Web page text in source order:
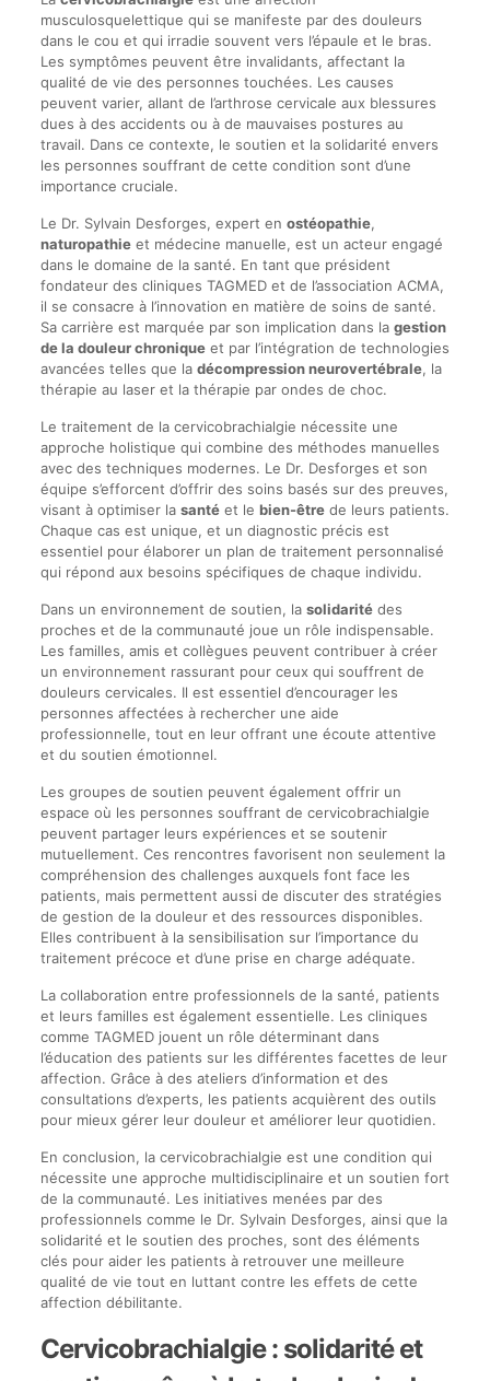
musculosquelettique qui se manifeste par des douleurs
dans le cou et qui irradie souvent vers l’épaule et le bras.
Les symptômes peuvent être invalidants, affectant la
qualité de vie des personnes touchées. Les causes
peuvent varier, allant de l’arthrose cervicale aux blessures
dues à des accidents ou à de mauvaises postures au
travail. Dans ce contexte, le soutien et la solidarité envers
les personnes souffrant de cette condition sont d’une
importance cruciale.
Le Dr. Sylvain Desforges, expert en ostéopathie,
naturopathieet médecine manuelle, est un acteur engagé
dans le domaine de la santé. En tant que président
fondateur des cliniques TAGMED et de l’association ACMA,
il se consacre à l’innovation en matière de soins de santé.
Sa carrière est marquée par son implication dans la gestion
de la douleur chroniqueet par l’intégration de technologies
avancées telles que la décompression neurovertébrale, la
thérapie au laser et la thérapie par ondes de choc.
Le traitement de la cervicobrachialgie nécessite une
approche holistique qui combine des méthodes manuelles
avec des techniques modernes. Le Dr. Desforges et son
équipe s’efforcent d’offrir des soins basés sur des preuves,
visant à optimiser la santéet le bien-êtrede leurs patients.
Chaque cas est unique, et un diagnostic précis est
essentiel pour élaborer un plan de traitement personnalisé
qui répond aux besoins spécifiques de chaque individu.
Dans un environnement de soutien, la solidaritédes
proches et de la communauté joue un rôle indispensable.
Les familles, amis et collègues peuvent contribuer à créer
un environnement rassurant pour ceux qui souffrent de
douleurs cervicales. Il est essentiel d’encourager les
personnes affectées à rechercher une aide
professionnelle, tout en leur offrant une écoute attentive
et du soutien émotionnel.
Les groupes de soutien peuvent également offrir un
espace où les personnes souffrant de cervicobrachialgie
peuvent partager leurs expériences et se soutenir
mutuellement. Ces rencontres favorisent non seulement la
compréhension des challenges auxquels font face les
patients, mais permettent aussi de discuter des stratégies
de gestion de la douleur et des ressources disponibles.
Elles contribuent à la sensibilisation sur l’importance du
traitement précoce et d’une prise en charge adéquate.
La collaboration entre professionnels de la santé, patients
et leurs familles est également essentielle. Les cliniques
comme TAGMED jouent un rôle déterminant dans
l’éducation des patients sur les différentes facettes de leur
affection. Grâce à des ateliers d’information et des
consultations d’experts, les patients acquièrent des outils
pour mieux gérer leur douleur et améliorer leur quotidien.
En conclusion, la cervicobrachialgie est une condition qui
nécessite une approche multidisciplinaire et un soutien fort
de la communauté. Les initiatives menées par des
professionnels comme le Dr. Sylvain Desforges, ainsi que la
solidarité et le soutien des proches, sont des éléments
clés pour aider les patients à retrouver une meilleure
qualité de vie tout en luttant contre les effets de cette
affection débilitante.
Cervicobrachialgie : solidarité et